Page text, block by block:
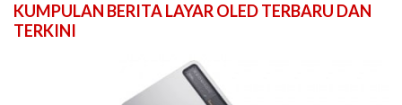
KUMPULAN BERITA LAYAR OLED TERBARU DAN
TERKINI